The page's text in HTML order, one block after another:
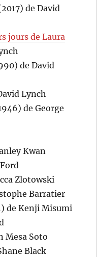
de David
jours de Laura
de David
Lynch
de George
Kwan
Zlotowski
Barratier
de Kenji Misumi
Mesa Soto
Black